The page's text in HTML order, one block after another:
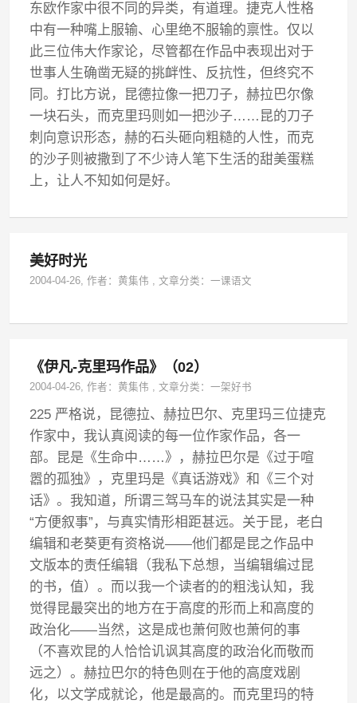
东欧作家中很不同的异类，有道理。捷克人性格
中有一种嘴上服输、心里绝不服输的禀性。仅以
此三位伟大作家论，尽管都在作品中表现出对于
世事人生确凿无疑的挑衅性、反抗性，但终究不
同。打比方说，昆德拉像一把刀子，赫拉巴尔像
一块石头，而克里玛则如一把沙子……昆的刀子
刺向意识形态，赫的石头砸向粗糙的人性，而克
的沙子则被撒到了不少诗人笔下生活的甜美蛋糕
上，让人不知如何是好。
美好时光
2004-04-26, 作者：黄集伟 ,文章分类：一课语文
《伊凡-克里玛作品》（02）
2004-04-26, 作者：黄集伟 ,文章分类：一架好书
225 严格说，昆德拉、赫拉巴尔、克里玛三位捷克
作家中，我认真阅读的每一位作家作品，各一
部。昆是《生命中……》，赫拉巴尔是《过于喧
嚣的孤独》，克里玛是《真话游戏》和《三个对
话》。我知道，所谓三驾马车的说法其实是一种
“方便叙事”，与真实情形相距甚远。关于昆，老白
编辑和老葵更有资格说——他们都是昆之作品中
文版本的责任编辑（我私下总想，当编辑编过昆
的书，值）。而以我一个读者的的粗浅认知，我
觉得昆最突出的地方在于高度的形而上和高度的
政治化——当然，这是成也萧何败也萧何的事
（不喜欢昆的人恰恰讥讽其高度的政治化而敬而
远之）。赫拉巴尔的特色则在于他的高度戏剧
化，以文学成就论，他是最高的。而克里玛的特